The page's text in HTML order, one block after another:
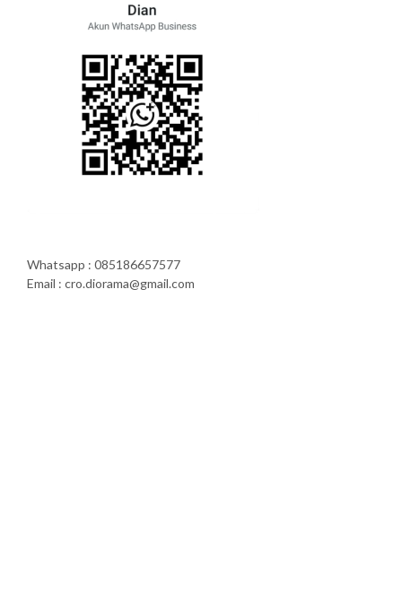
Whatsapp : 085186657577
Email : cro.diorama@gmail.com